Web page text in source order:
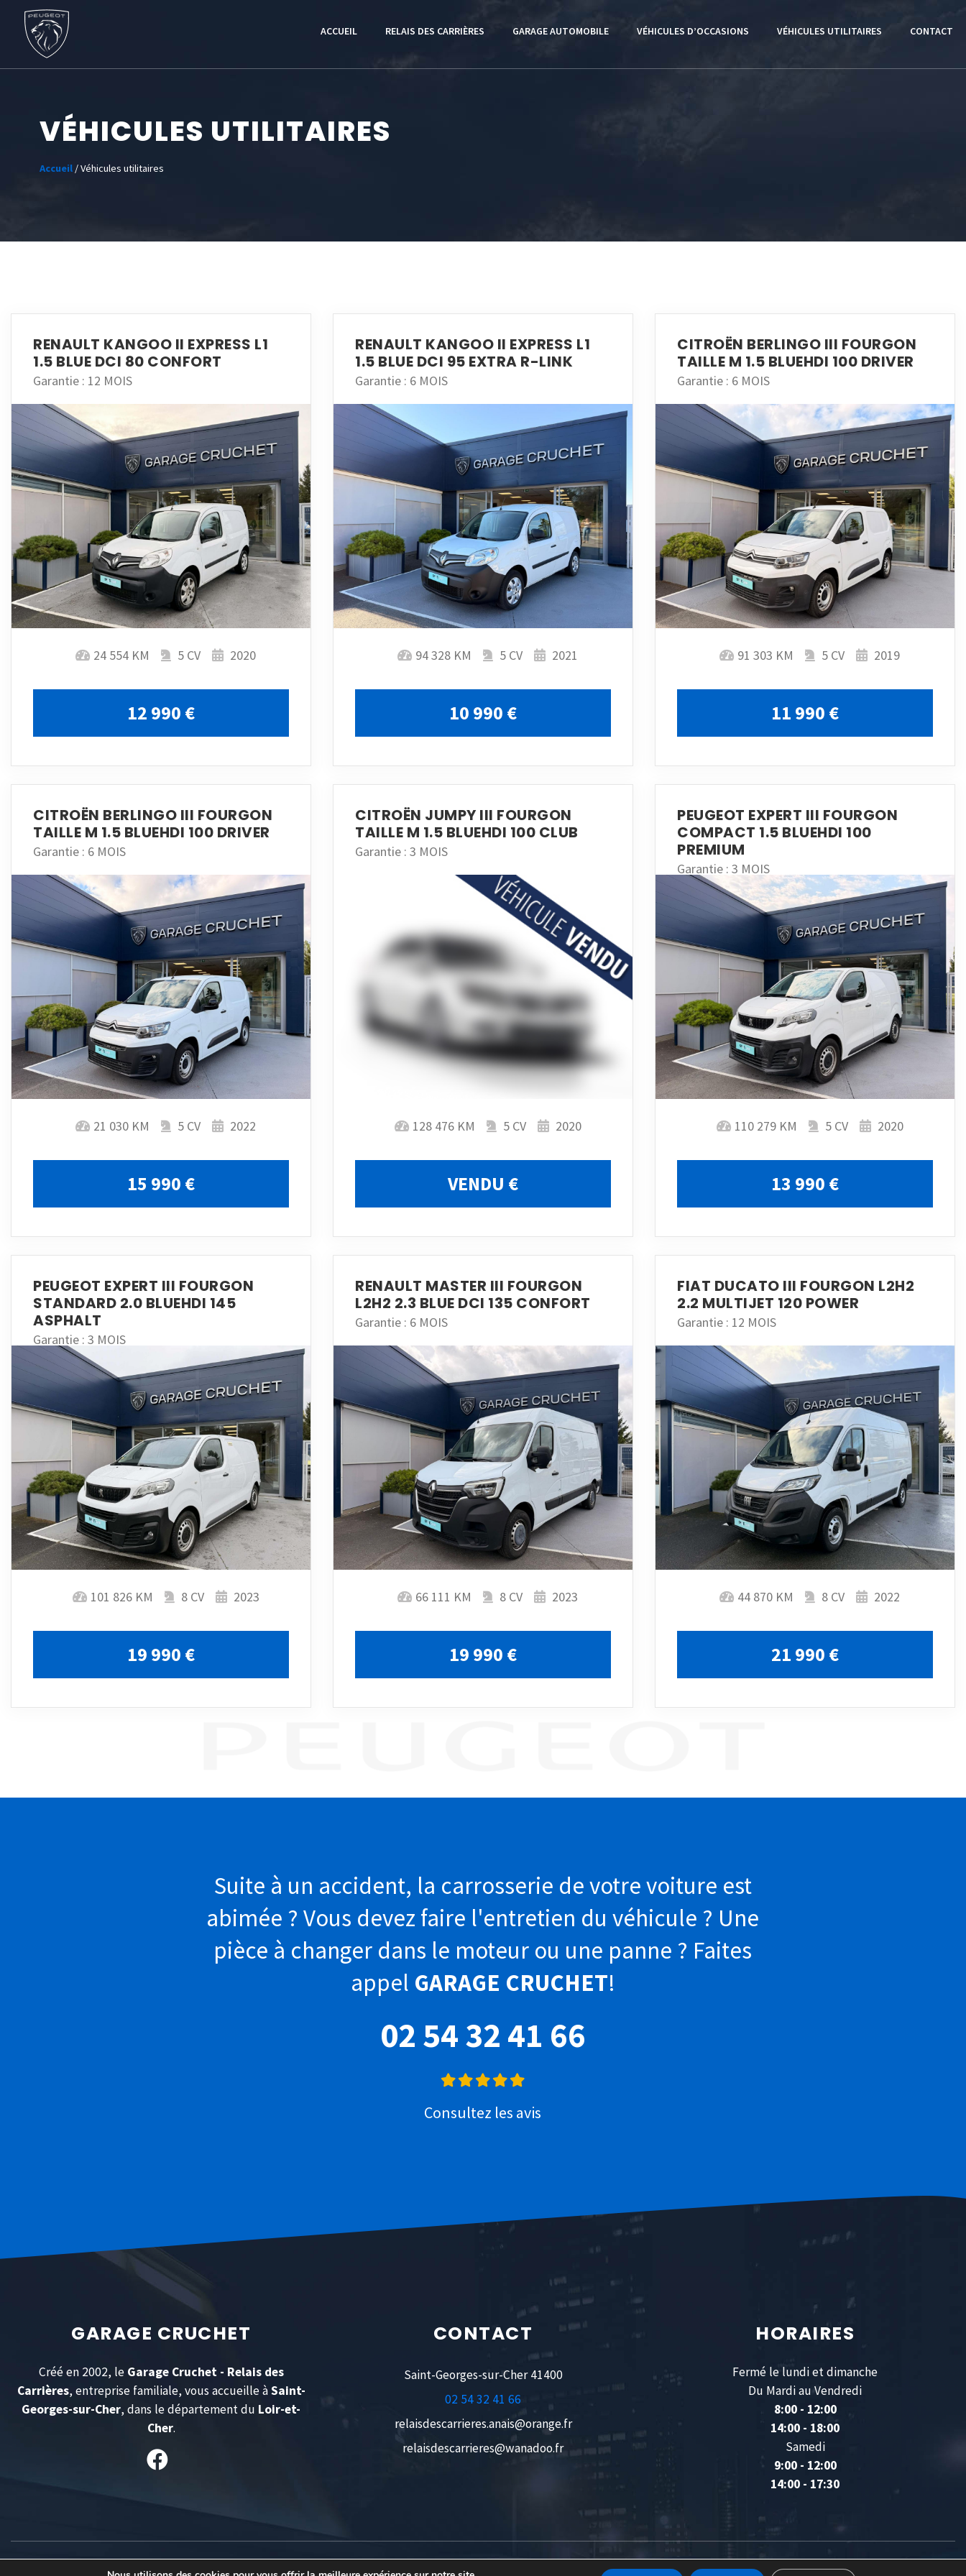
ACCUEIL RELAIS DES CARRIÈRES GARAGE AUTOMOBILE VÉHICULES D’OCCASIONS VÉHICULES UTILITAIRES CONTACT
VÉHICULES UTILITAIRES
Accueil / Véhicules utilitaires
RENAULT KANGOO II EXPRESS L1
1.5 BLUE DCI 80 CONFORT
Garantie : 12 MOIS
24 554 KM 5 CV 2020
12 990 €
RENAULT KANGOO II EXPRESS L1
1.5 BLUE DCI 95 EXTRA R-LINK
Garantie : 6 MOIS
94 328 KM 5 CV 2021
10 990 €
CITROËN BERLINGO III FOURGON
TAILLE M 1.5 BLUEHDI 100 DRIVER
Garantie : 6 MOIS
91 303 KM 5 CV 2019
11 990 €
CITROËN BERLINGO III FOURGON
TAILLE M 1.5 BLUEHDI 100 DRIVER
Garantie : 6 MOIS
21 030 KM 5 CV 2022
15 990 €
CITROËN JUMPY III FOURGON
TAILLE M 1.5 BLUEHDI 100 CLUB
Garantie : 3 MOIS
128 476 KM 5 CV 2020
VENDU €
PEUGEOT EXPERT III FOURGON
COMPACT 1.5 BLUEHDI 100
PREMIUM
Garantie : 3 MOIS
110 279 KM 5 CV 2020
13 990 €
PEUGEOT EXPERT III FOURGON
STANDARD 2.0 BLUEHDI 145
ASPHALT
Garantie : 3 MOIS
101 826 KM 8 CV 2023
19 990 €
RENAULT MASTER III FOURGON
L2H2 2.3 BLUE DCI 135 CONFORT
Garantie : 6 MOIS
66 111 KM 8 CV 2023
19 990 €
FIAT DUCATO III FOURGON L2H2
2.2 MULTIJET 120 POWER
Garantie : 12 MOIS
44 870 KM 8 CV 2022
21 990 €
Suite à un accident, la carrosserie de votre voiture est
abimée ? Vous devez faire l'entretien du véhicule ? Une
pièce à changer dans le moteur ou une panne ? Faites
appel GARAGE CRUCHET!
02 54 32 41 66
Consultez les avis
GARAGE CRUCHET
Créé en 2002, le Garage Cruchet - Relais des
Carrières, entreprise familiale, vous accueille àSaint-
Georges-sur-Cher, dans le département du Loir-et-
Cher.
CONTACT
Saint-Georges-sur-Cher 41400
02 54 32 41 66
relaisdescarrieres.anais@orange.fr
relaisdescarrieres@wanadoo.fr
HORAIRES
Fermé le lundi et dimanche
Du Mardi au Vendredi
8:00 - 12:00
14:00 - 18:00
Samedi
9:00 - 12:00
14:00 - 17:30
COPYRIGHT © GARAGE CRUCHET 2021 -MENTIONS LÉGALES-POLITIQUE CONFIDENTIALITÉ | SITE INTERNET RÉALISÉ ET HÉBERGÉ PARIDEO POINT COM